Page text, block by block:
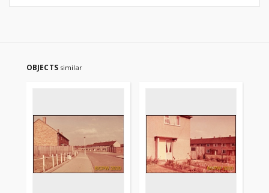
OBJECTS similar